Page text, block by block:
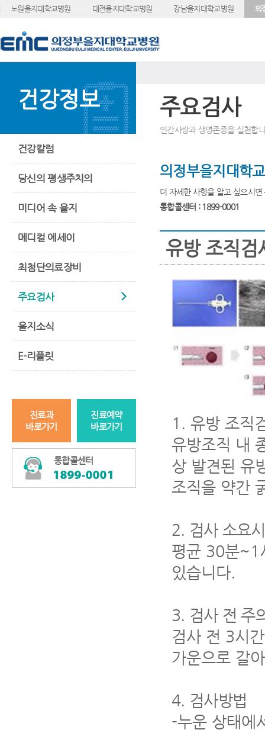
노원을지대학교병원 대전을지대학교병원 강남을지대학교병원 의
건강정보
건강칼럼
당신의 평생주치의
미디어 속 을지
메디컬 에세이
최첨단의료장비
주요검사
을지소식
E-리플릿
진료과
바로가기
진료예약
바로가기
통합콜센터
주요검사
인간사랑과 생명존중을 실천합
의정부을지대학
더 자세한 사항을 알고 싶으시
통합콜센터 : 1899-0001
유방 조직
1. 유방 조직
유방조직 내
상 발견된 유
조직을 약간
2. 검사 소요
평균 30분~1
있습니다.
3. 검사 전 주
검사 전 3시
가운으로 갈
4. 검사방법
-누운 상태에